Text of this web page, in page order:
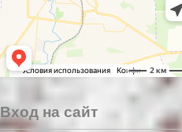
Вход на сайт